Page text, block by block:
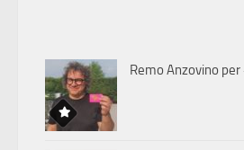
Remo Anzovino per